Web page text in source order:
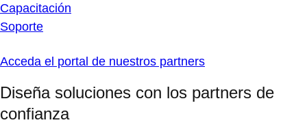
Capacitación
Soporte
Acceda el portal de nuestros partners
Diseña soluciones con los partners de
confianza